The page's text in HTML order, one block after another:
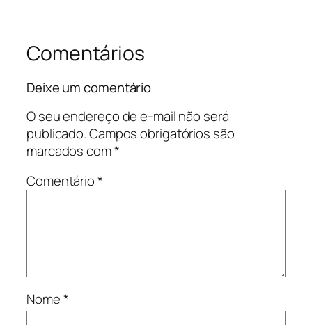
Comentários
Deixe um comentário
O seu endereço de e-mail não será
publicado.Campos obrigatórios são
marcados com*
Comentário*
Nome*